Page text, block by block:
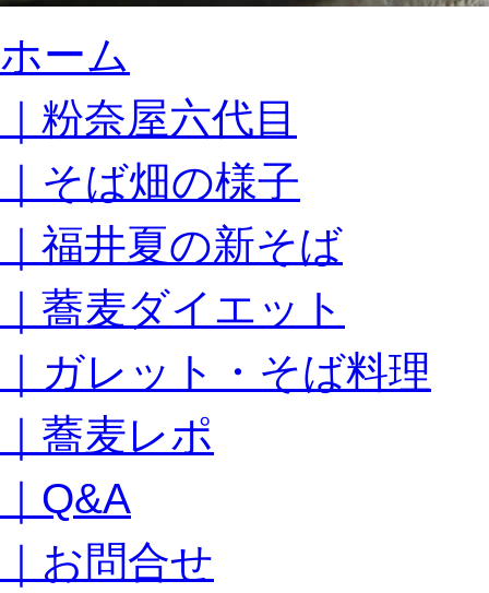
ン
ツ
プ
ホーム
｜粉奈屋六代目
｜そば畑の様子
｜福井夏の新そば
｜蕎麦ダイエット
｜ガレット・そば料理
｜蕎麦レポ
｜Q&A
｜お問合せ